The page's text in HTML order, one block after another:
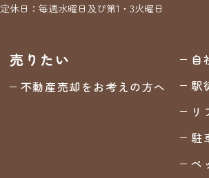
定休日： 毎週水曜日及び第1・3火曜日
売りたい
不動産売却をお考えの方へ
自
駅
リ
駐
ペ